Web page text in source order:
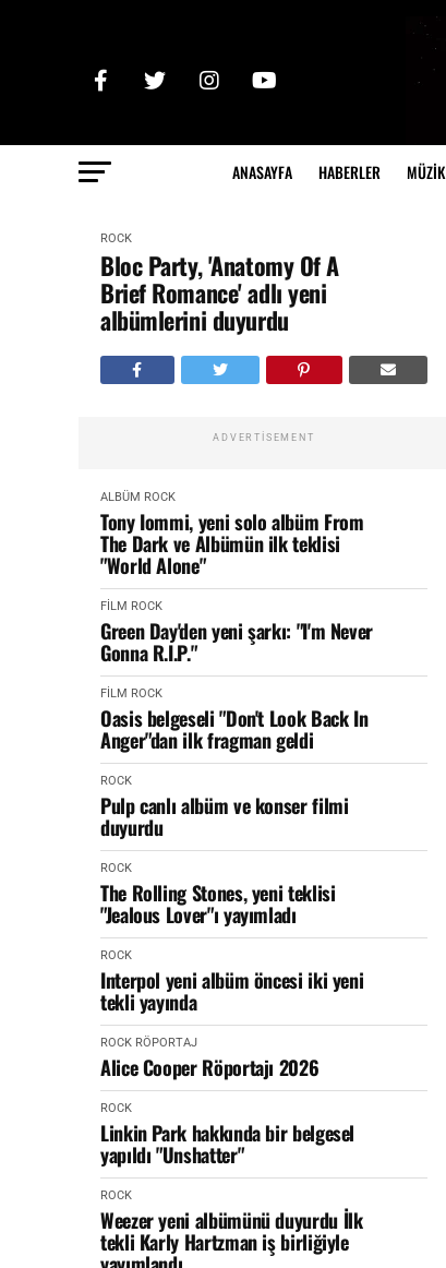
ANASAYFA HABERLER MÜZİK
ROCK
Bloc Party, 'Anatomy Of A
Brief Romance' adlı yeni
albümlerini duyurdu
ADVERTISEMENT
ALBÜM ROCK
Tony Iommi, yeni solo albüm From
The Dark ve Albümün ilk teklisi
"World Alone"
FİLM ROCK
Green Day'den yeni şarkı: "I'm Never
Gonna R.I.P."
FİLM ROCK
Oasis belgeseli "Don't Look Back In
Anger"dan ilk fragman geldi
ROCK
Pulp canlı albüm ve konser filmi
duyurdu
ROCK
The Rolling Stones, yeni teklisi
"Jealous Lover"ı yayımladı
ROCK
Interpol yeni albüm öncesi iki yeni
tekli yayında
ROCK RÖPORTAJ
Alice Cooper Röportajı 2026
ROCK
Linkin Park hakkında bir belgesel
yapıldı "Unshatter"
ROCK
Weezer yeni albümünü duyurdu İlk
tekli Karly Hartzman iş birliğiyle